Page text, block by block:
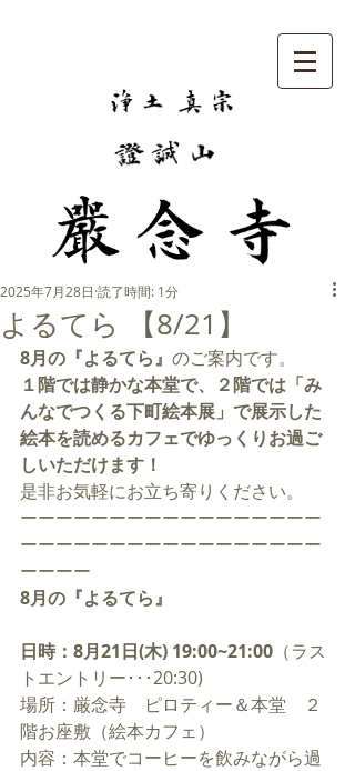
よるてら 【8/21】
2025年7月28日 読了時間: 1分
8月の『よるてら』 のご案内です。
１階では静かな本堂で、２階では「み
んなでつくる下町絵本展」で展示した
絵本を読めるカフェでゆっくりお過ご
しいただけます！
是非お気軽にお立ち寄りください。
ーーーーーーーーーーーーーーーーー
ーーーーーーーーーーーーーーーーー
ーーーー
8月の『よるてら』
日時：8月21日(木) 19:00~21:00 （ラス
トエントリー･･･20:30)
場所：厳念寺　ピロティー＆本堂　２
階お座敷（絵本カフェ）
内容：本堂でコーヒーを飲みながら過